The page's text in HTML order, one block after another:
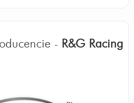
- R&G Racing